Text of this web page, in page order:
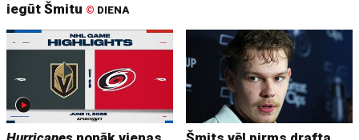
iegūt Šmitu © DIENA